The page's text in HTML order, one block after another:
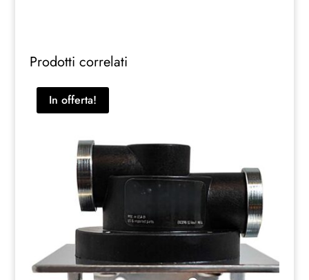
Prodotti correlati
In offerta!